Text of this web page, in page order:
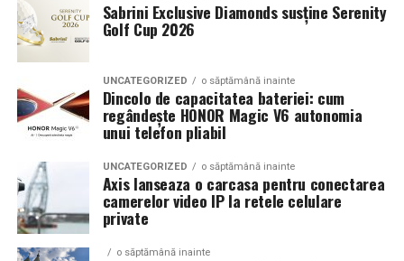
Un aspect specific evenimentelor auto din Cluj este
prezenta multor masini care nu sunt doar proiecte de
show, ci si vehicule utilizate zilnic. Proprietarii acestora
cauta solutii care sa le permita sa participe la
evenimente fara a sacrifica complet confortul sau
siguranta pe drumurile publice.
In acest context, anvelopele alese trebuie sa ofere un
echilibru intre aspect si functionalitate. Multi pasionati
opteaza pentru anvelope care arata bine la show, dar
care pot fi folosite si in conditii reale de trafic,
Sabrini Exclusive Diamonds susține Serenity
Golf Cup 2026
UNCATEGORIZED o săptămână inainte
Dincolo de capacitatea bateriei: cum
regândește HONOR Magic V6 autonomia
unui telefon pliabil
UNCATEGORIZED o săptămână inainte
Axis lanseaza o carcasa pentru conectarea
camerelor video IP la retele celulare
private
o săptămână inainte